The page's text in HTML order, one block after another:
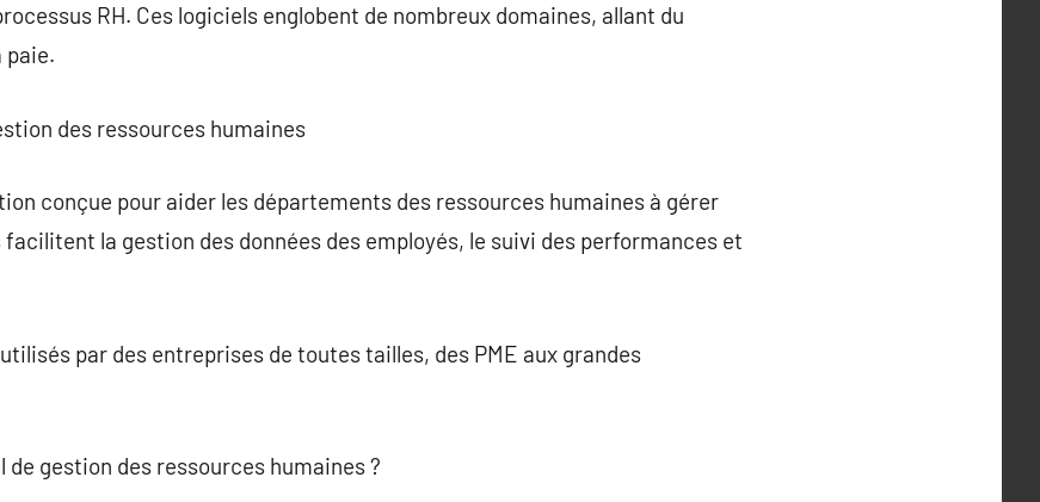
RH. Ces logiciels englobent de nombreux domaines, allant du
paie.
des ressources humaines
conçue pour aider les départements des ressources humaines à gérer
la gestion des données des employés, le suivi des performances et
par des entreprises de toutes tailles, des PME aux grandes
gestion des ressources humaines ?